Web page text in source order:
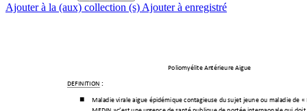
Ajouter à la (aux) collection (s) Ajouter à enregistré
Poliomyélite Antérieure Aigue
DEFINITION :
Maladie virale aigue épidémique contagieuse du sujet jeune ou maladie de «